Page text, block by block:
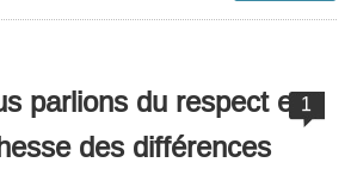
parlions du respect et
des différences
1